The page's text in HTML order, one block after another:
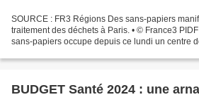
SOURCE : FR3 Régions Des sans-papiers
traitement des déchets à Paris. • © France3
sans-papiers occupe depuis ce lundi un centre
BUDGET Santé 2024 : une